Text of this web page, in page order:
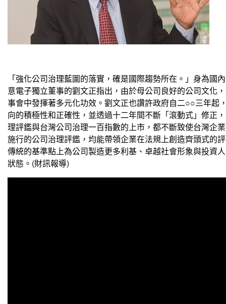
「強化公司治理藍圖的落實，確是國際趨勢所在。」身為
意電子獨立董事的劉文正指出，由於母公司良好的公司文化
事會中發揮著多元化功效。劉文正也讚許政府自二○○三年起
向的積極性和正確性，並透過十二年間不斷「滾動式」修正
理評鑑與台灣公司治理一百指數的上市，都不斷致使台灣企
施行的公司治理評鑑，均能帶領企業在法規上創造齊頭式的
傳統的基準點上為公司製造更多利基、卓越社會形象與投資
狀態。(財訊報導)